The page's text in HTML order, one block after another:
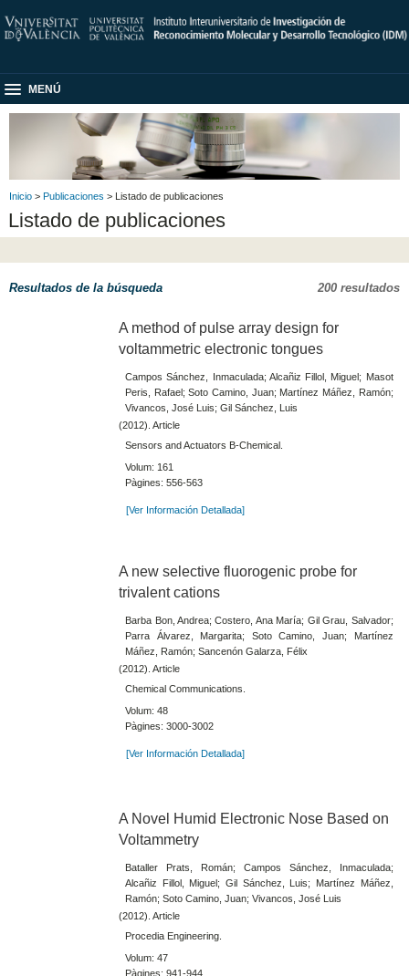
MENÚ
Inicio > Publicaciones > Listado de publicaciones
Listado de publicaciones
Resultados de la búsqueda 200 resultados
A method of pulse array design for
voltammetric electronic tongues
Campos Sánchez, Inmaculada; Alcañiz Fillol, Miguel; Masot
Peris, Rafael; Soto Camino, Juan; Martínez Máñez, Ramón;
Vivancos, José Luis; Gil Sánchez, Luis
(2012). Article
Sensors and Actuators B-Chemical.
Volum: 161
Pàgines: 556-563
[Ver Información Detallada]
A new selective fluorogenic probe for
trivalent cations
Barba Bon, Andrea; Costero, Ana María; Gil Grau, Salvador;
Parra Álvarez, Margarita; Soto Camino, Juan; Martínez
Máñez, Ramón; Sancenón Galarza, Félix
(2012). Article
Chemical Communications.
Volum: 48
Pàgines: 3000-3002
[Ver Información Detallada]
A Novel Humid Electronic Nose Based on
Voltammetry
Bataller Prats, Román; Campos Sánchez, Inmaculada;
Alcañiz Fillol, Miguel; Gil Sánchez, Luis; Martínez Máñez,
Ramón; Soto Camino, Juan; Vivancos, José Luis
(2012). Article
Procedia Engineering.
Volum: 47
Pàgines: 941-944